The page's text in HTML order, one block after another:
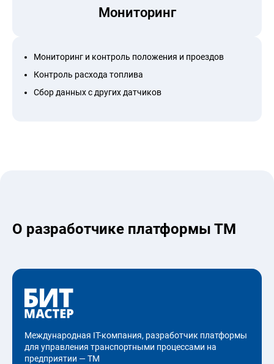
Мониторинг
Мониторинг и контроль положения и проездов
Контроль расхода топлива
Сбор данных с других датчиков
О разработчике платформы ТМ
Международная IT-компания, разработчик платформы
для управления транспортными процессами на
предприятии — ТМ